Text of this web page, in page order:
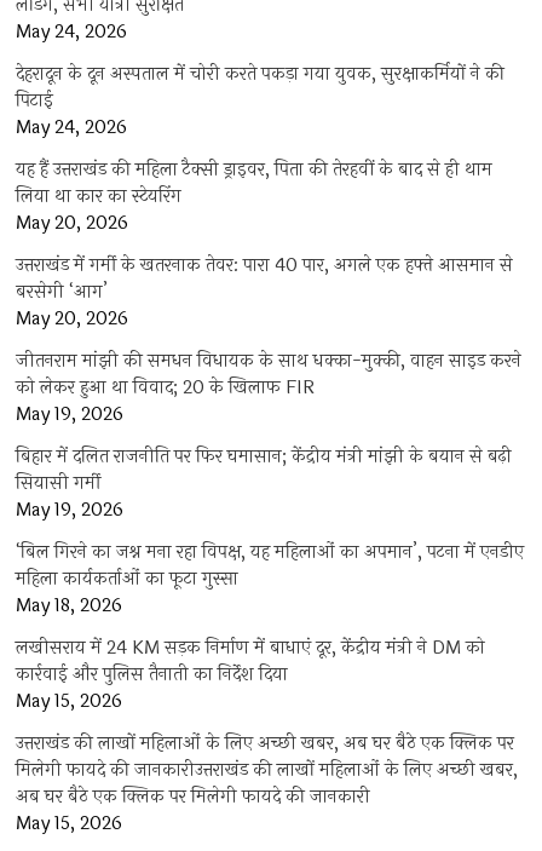
लैंडिंग, सभी यात्री सुरक्षित
May 24, 2026
देहरादून के दून अस्पताल में चोरी करते पकड़ा गया युवक, सुरक्षाकर्मियों ने की
पिटाई
May 24, 2026
यह हैं उत्तराखंड की महिला टैक्सी ड्राइवर, पिता की तेरहवीं के बाद से ही थाम
लिया था कार का स्टेयरिंग
May 20, 2026
उत्तराखंड में गर्मी के खतरनाक तेवर: पारा 40 पार, अगले एक हफ्ते आसमान से
बरसेगी ‘आग’
May 20, 2026
जीतनराम मांझी की समधन विधायक के साथ धक्का-मुक्की, वाहन साइड करने
को लेकर हुआ था विवाद; 20 के खिलाफ FIR
May 19, 2026
बिहार में दलित राजनीति पर फिर घमासान; केंद्रीय मंत्री मांझी के बयान से बढ़ी
सियासी गर्मी
May 19, 2026
‘बिल गिरने का जश्न मना रहा विपक्ष, यह महिलाओं का अपमान’, पटना में एनडीए
महिला कार्यकर्ताओं का फूटा गुस्सा
May 18, 2026
लखीसराय में 24 KM सड़क निर्माण में बाधाएं दूर, केंद्रीय मंत्री ने DM को
कार्रवाई और पुलिस तैनाती का निर्देश दिया
May 15, 2026
उत्तराखंड की लाखों महिलाओं के लिए अच्छी खबर, अब घर बैठे एक क्लिक पर
मिलेगी फायदे की जानकारीउत्तराखंड की लाखों महिलाओं के लिए अच्छी खबर,
अब घर बैठे एक क्लिक पर मिलेगी फायदे की जानकारी
May 15, 2026